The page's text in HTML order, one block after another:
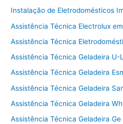
Instalação de Eletrodomésticos
Assistência Técnica Electrolux
Assistência Técnica
Assistência Técnica Geladeira U-
Assistência Técnica Geladeira
Assistência Técnica Geladeira
Assistência Técnica Geladeira
Assistência Técnica Geladeira Ge